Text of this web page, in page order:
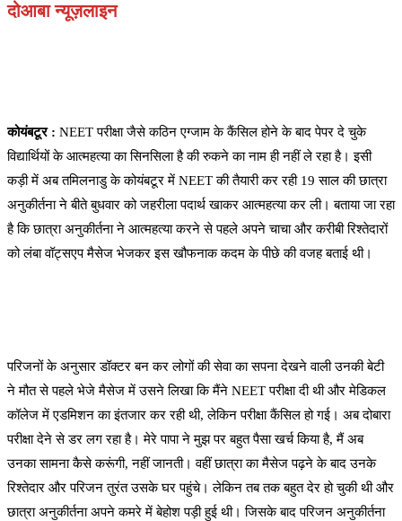
दोआबा न्यूज़लाइन
कोयंबटूर : NEET परीक्षा जैसे कठिन एग्जाम के कैंसिल होने के बाद पेपर दे चुके
विद्यार्थियों के आत्महत्या का सिनसिला है की रुकने का नाम ही नहीं ले रहा है। इसी
कड़ी में अब तमिलनाडु के कोयंबटूर में NEET की तैयारी कर रही 19 साल की छात्रा
अनुकीर्तना ने बीते बुधवार को जहरीला पदार्थ खाकर आत्महत्या कर ली। बताया जा रहा
है कि छात्रा अनुकीर्तना ने आत्महत्या करने से पहले अपने चाचा और करीबी रिश्तेदारों
को लंबा वॉट्सएप मैसेज भेजकर इस खौफनाक कदम के पीछे की वजह बताई थी।
परिजनों के अनुसार डॉक्टर बन कर लोगों की सेवा का सपना देखने वाली उनकी बेटी
ने मौत से पहले भेजे मैसेज में उसने लिखा कि मैंने NEET परीक्षा दी थी और मेडिकल
कॉलेज में एडमिशन का इंतजार कर रही थी, लेकिन परीक्षा कैंसिल हो गई। अब दोबारा
परीक्षा देने से डर लग रहा है। मेरे पापा ने मुझ पर बहुत पैसा खर्च किया है, मैं अब
उनका सामना कैसे करूंगी, नहीं जानती। वहीं छात्रा का मैसेज पढ़ने के बाद उनके
रिश्तेदार और परिजन तुरंत उसके घर पहुंचे। लेकिन तब तक बहुत देर हो चुकी थी और
छात्रा अनुकीर्तना अपने कमरे में बेहोश पड़ी हुई थी। जिसके बाद परिजन अनुकीर्तना